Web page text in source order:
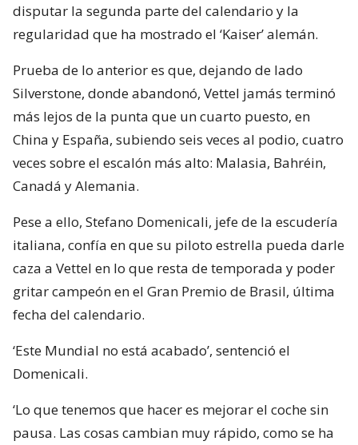
disputar la segunda parte del calendario y la
regularidad que ha mostrado el ‘Kaiser’ alemán.
Prueba de lo anterior es que, dejando de lado
Silverstone, donde abandonó, Vettel jamás terminó
más lejos de la punta que un cuarto puesto, en
China y España, subiendo seis veces al podio, cuatro
veces sobre el escalón más alto: Malasia, Bahréin,
Canadá y Alemania.
Pese a ello, Stefano Domenicali, jefe de la escudería
italiana, confía en que su piloto estrella pueda darle
caza a Vettel en lo que resta de temporada y poder
gritar campeón en el Gran Premio de Brasil, última
fecha del calendario.
‘Este Mundial no está acabado’, sentenció el
Domenicali.
‘Lo que tenemos que hacer es mejorar el coche sin
pausa. Las cosas cambian muy rápido, como se ha